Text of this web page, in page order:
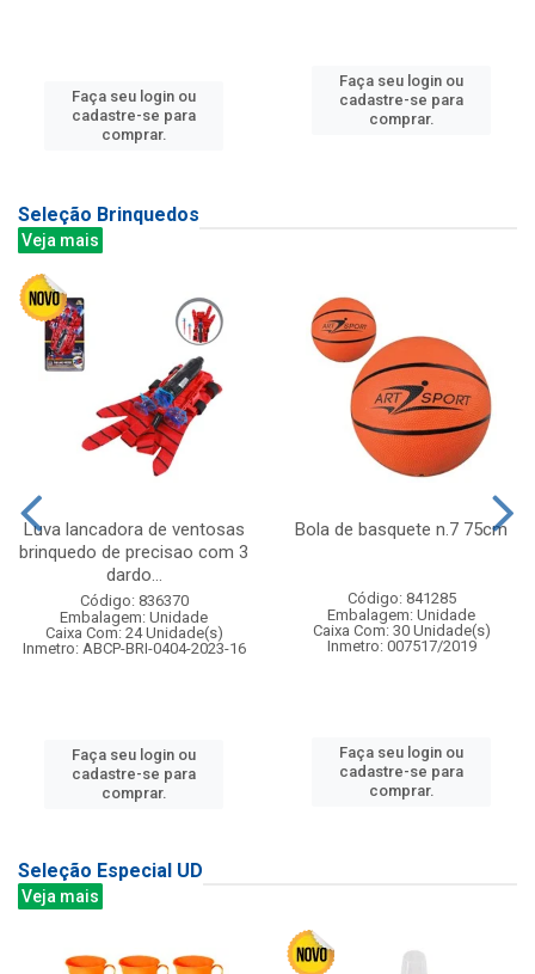
Faça seu login ou
cadastre-se para
comprar.
Faça seu login ou
cadastre-se para
comprar.
Seleção Brinquedos
Veja mais
Luva lancadora de ventosas
brinquedo de precisao com 3
dardo...
Código: 836370
Embalagem: Unidade
Caixa Com: 24 Unidade(s)
Inmetro: ABCP-BRI-0404-2023-16
Faça seu login ou
cadastre-se para
comprar.
Bola de basquete n.7 75cm
Código: 841285
Embalagem: Unidade
Caixa Com: 30 Unidade(s)
Inmetro: 007517/2019
Faça seu login ou
cadastre-se para
comprar.
Seleção Especial UD
Veja mais